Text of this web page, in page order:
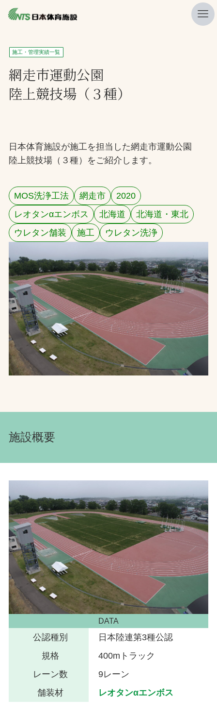
私たちの強み
ニュース
プレスリリース
施工・管理実績一覧
会社概要
採用情報
検索
お問合せ
お取引先の皆様へ
プライバシーポリシー
ソーシャルメディアポリシー
Instagram
FacebookYouTube
文字の見えづらさや操作にお困りの方へ
施工・管理実績一覧
網走市運動公園
陸上競技場（３種）
日本体育施設が施工を担当した網走市運動公園
陸上競技場（３種）をご紹介します。
MOS洗浄工法 網走市
2020
レオタンαエンボス
北海道
北海道・東北
ウレタン舗装
施工 ウレタン洗浄
施設概要
DATA
公認種別
日本陸連第3種公認
規格
400mトラック
レーン数
9レーン
舗装材
レオタンαエンボス